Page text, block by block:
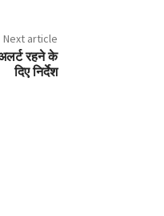
Next article
रहने के
दिए निर्देश